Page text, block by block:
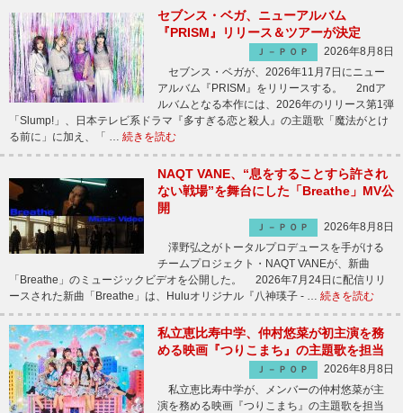
セブンス・ベガ、ニューアルバム
『PRISM』リリース＆ツアーが決定
Ｊ－ＰＯＰ
2026年8月8日
セブンス・ベガが、2026年11月7日にニュー
アルバム『PRISM』をリリースする。 2ndア
ルバムとなる本作には、2026年のリリース第1弾
「Slump!」、日本テレビ系ドラマ『多すぎる恋と殺人』の主題歌「魔法がとけ
る前に」に加え、「 … 続きを読む
NAQT VANE、“息をすることすら許され
ない戦場”を舞台にした「Breathe」MV公
開
Ｊ－ＰＯＰ
2026年8月8日
澤野弘之がトータルプロデュースを手がける
チームプロジェクト・NAQT VANEが、新曲
「Breathe」のミュージックビデオを公開した。 2026年7月24日に配信リリ
ースされた新曲「Breathe」は、Huluオリジナル『八神瑛子 - … 続きを読む
私立恵比寿中学、仲村悠菜が初主演を務
める映画『つりこまち』の主題歌を担当
Ｊ－ＰＯＰ
2026年8月8日
私立恵比寿中学が、メンバーの仲村悠菜が主
演を務める映画『つりこまち』の主題歌を担当